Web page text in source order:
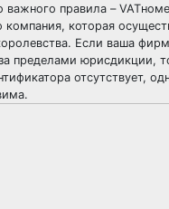
важного правила –
компания, которая
Если ваша
пределами юрисдикции,
отсутствует,